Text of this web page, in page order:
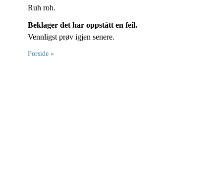
Ruh roh.
Beklager det har oppstått en feil.
Vennligst prøv igjen senere.
Forside »